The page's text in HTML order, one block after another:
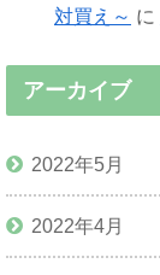
対買え～ に
アーカイブ
2022年5月
2022年4月